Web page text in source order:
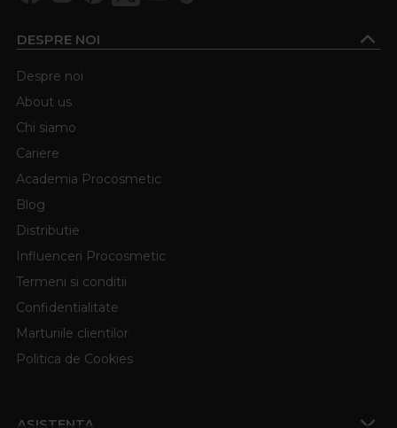
DESPRE NOI
Despre noi
About us
Chi siamo
Cariere
Academia Procosmetic
Blog
Distributie
Influenceri Procosmetic
Termeni si conditii
Confidentialitate
Marturiile clientilor
Politica de Cookies
ASISTENTA